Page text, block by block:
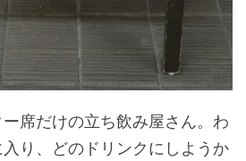
席だけの立ち飲み屋さん。わ
り、どのドリンクにしようか